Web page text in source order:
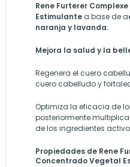
Rene Furterer Complexe
Estimulante a base de a
naranja y lavanda.
Mejora la salud y la
Regenera el cuero
cuero cabelludo y
Optimiza la eficacia de
posteriormente
de los ingredientes
Propiedades de Rene
Concentrado Vegetal